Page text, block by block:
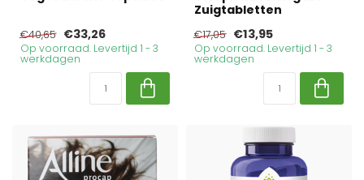
€40,65 €33,26
Op voorraad. Levertijd 1 - 3
werkdagen
Zuigtabletten
€17,05 €13,95
Op voorraad. Levertijd 1 - 3
werkdagen